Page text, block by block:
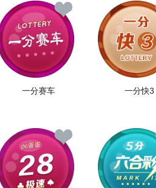
一分赛车 一分快3